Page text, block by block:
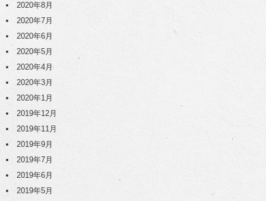
2020年8月
2020年7月
2020年6月
2020年5月
2020年4月
2020年3月
2020年1月
2019年12月
2019年11月
2019年9月
2019年7月
2019年6月
2019年5月